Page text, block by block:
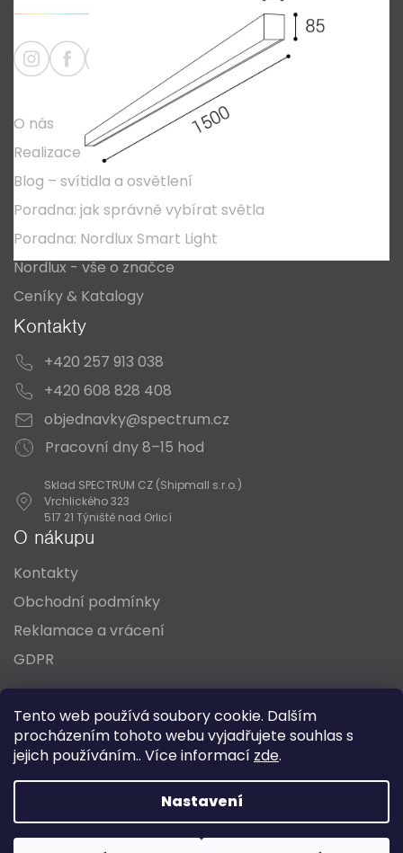
Tento web používá soubory cookie. Dalším
procházením tohoto webu vyjadřujete souhlas s
jejich používáním.. Více informací zde.
Nastavení
O nás
Realizace
Blog – svítidla a osvětlení
Poradna: jak správně vybírat světla
Poradna: Nordlux Smart Light
Nordlux - vše o značce
Ceníky & Katalogy
Kontakty
+420 257 913 038
+420 608 828 408
objednavky@spectrum.cz
Pracovní dny 8–15 hod
Sklad SPECTRUM CZ (Shipmall s.r.o.)
Vrchlického 323
517 21 Týniště nad Orlicí
O nákupu
Kontakty
Obchodní podmínky
Reklamace a vrácení
GDPR
Oblíbené série svítidel: Nordlux Alton
Nordlux Milford Nordlux Oja Nordlux Ellen
Nordlux Explore Nordlux Landon
Vytvořil Shoptet